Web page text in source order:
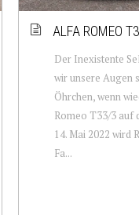
ALFA ROMEO
Der Inexistente
wir unsere Augen
Öhrchen, wenn
Romeo T33/3 auf
14. Mai 2022 wird
Fa...